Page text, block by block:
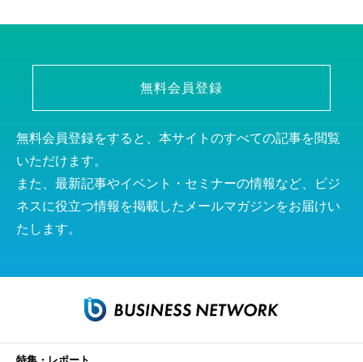
無料会員登録
無料会員登録をすると、本サイトのすべての記事を閲覧
いただけます。
また、最新記事やイベント・セミナーの情報など、ビジ
ネスに役立つ情報を掲載したメールマガジンをお届けい
たします。